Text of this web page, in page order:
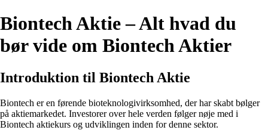
Biontech Aktie – Alt hvad du
bør vide om Biontech Aktier
Introduktion til Biontech Aktie
Biontech er en førende bioteknologivirksomhed, der har skabt bølger
på aktiemarkedet. Investorer over hele verden følger nøje med i
Biontech aktiekurs og udviklingen inden for denne sektor.